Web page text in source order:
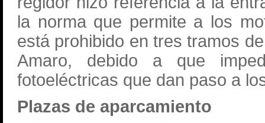
la norma que permite a los
está prohibido en tres tramos
Amaro, debido a que
fotoeléctricas que dan paso a
Plazas de aparcamiento